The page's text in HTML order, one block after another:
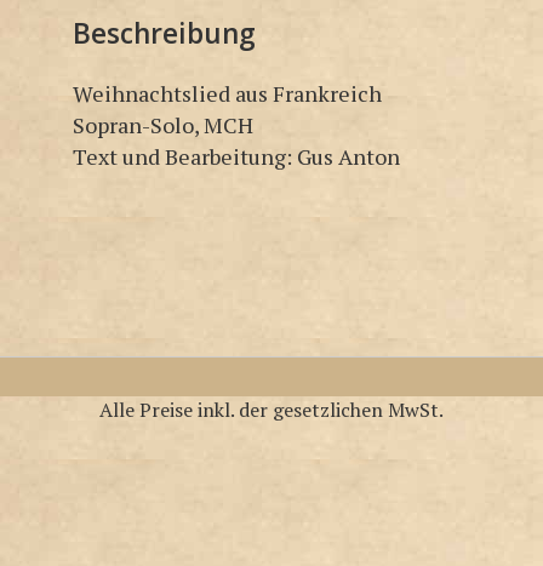
Beschreibung
Weihnachtslied aus Frankreich
Sopran-Solo, MCH
Text und Bearbeitung: Gus Anton
Alle Preise inkl. der gesetzlichen MwSt.